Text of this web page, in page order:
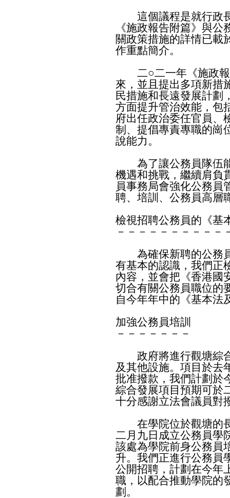
這個議程是就行政長
《施政報告附篇》與
關政策措施的詳情已載
作重點簡介。
二○二一年《施政報
來，並且提出多項新措
民措施和長遠發展計劃
方面提升管治效能，包
府出任政治委任官員、
制、提倡專責專職的崗
說能力。
為了讓公務員隊伍能
機遇和挑戰，繼續肩負
員事務局會強化公務員
聘、培訓、公務員高層
檢視招聘公務員的《基
－－－－－－－－－－
為確保新聘的公務員
有基本的認識，我們正
內容，並會把《香港國
切合有關公務員職位的
自今年年中的《基本法
加強公務員培訓
－－－－－－－
政府將進行觀塘綜合
及其他設施。項目於去
批准撥款，我們計劃於
綜合發展項目預期可於
十分感謝立法會議員對
在學院位於觀塘的長
二月九日成立公務員學
該處為學院前身公務員
升。我們正進行公務員
公開招聘，計劃在今年
職，以配合推動學院的
劃。